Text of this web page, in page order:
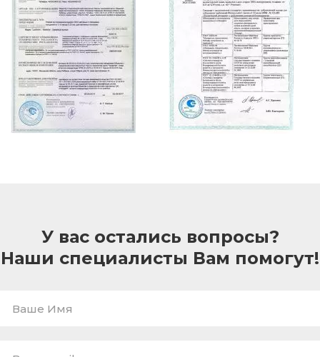
У вас остались вопросы?
Наши специалисты Вам помогут!
Имя